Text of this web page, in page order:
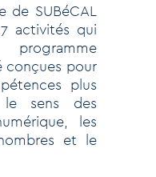
de SUBéCAL
activités qui
conçues pour
plus
sens des
les
et le